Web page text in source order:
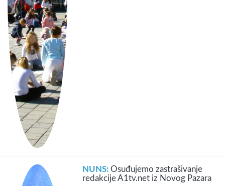
NUNS:Osuđujemo zastrašivanje
redakcije A1tv.net iz Novog Pazara